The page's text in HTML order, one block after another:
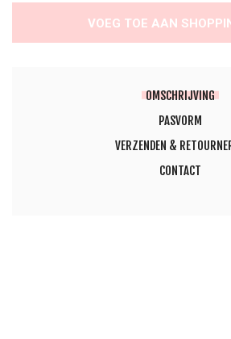
OMSCHRIJVING
PASVORM
VERZENDEN &
CONTACT
VOEG TOE AAN